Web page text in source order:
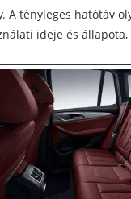
A tényleges hatótáv
ideje és